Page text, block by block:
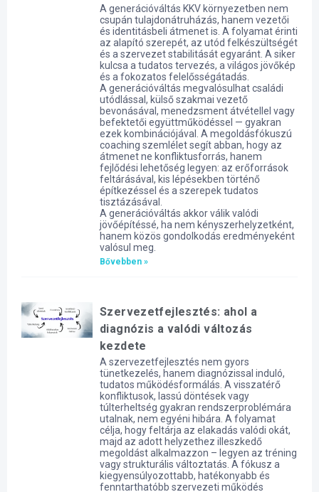
A generációváltás KKV környezetben nem
csupán tulajdonátruházás, hanem vezetői
és identitásbeli átmenet is. A folyamat érinti
az alapító szerepét, az utód felkészültségét
és a szervezet stabilitását egyaránt. A siker
kulcsa a tudatos tervezés, a világos jövőkép
és a fokozatos felelősségátadás.
A generációváltás megvalósulhat családi
utódlással, külső szakmai vezető
bevonásával, menedzsment átvétellel vagy
befektetői együttműködéssel — gyakran
ezek kombinációjával. A megoldásfókuszú
coaching szemlélet segít abban, hogy az
átmenet ne konfliktusforrás, hanem
fejlődési lehetőség legyen: az erőforrások
feltárásával, kis lépésekben történő
építkezéssel és a szerepek tudatos
tisztázásával.
A generációváltás akkor válik valódi
jövőépítéssé, ha nem kényszerhelyzetként,
hanem közös gondolkodás eredményeként
valósul meg.
Bővebben »
Szervezetfejlesztés: ahol a
diagnózis a valódi változás
kezdete
A szervezetfejlesztés nem gyors
tünetkezelés, hanem diagnózissal induló,
tudatos működésformálás. A visszatérő
konfliktusok, lassú döntések vagy
túlterheltség gyakran rendszerproblémára
utalnak, nem egyéni hibára. A folyamat
célja, hogy feltárja az elakadás valódi okát,
majd az adott helyzethez illeszkedő
megoldást alkalmazzon – legyen az tréning
vagy strukturális változtatás. A fókusz a
kiegyensúlyozottabb, hatékonyabb és
fenntarthatóbb szervezeti működés